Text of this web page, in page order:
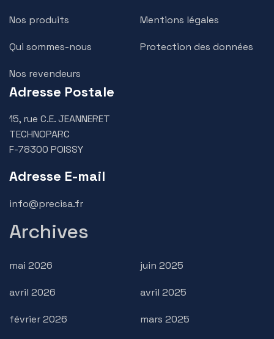
Nos produits
Qui sommes-nous
Nos revendeurs
Mentions légales
Protection des données
Adresse Postale
15, rue C.E. JEANNERET
TECHNOPARC
F-78300 POISSY
Adresse E-mail
info@precisa.fr
Archives
mai 2026
avril 2026
février 2026
juin 2025
avril 2025
mars 2025